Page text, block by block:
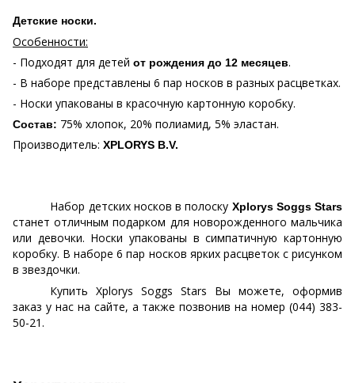
Детские носки.
Особенности:
- Подходят для детей от рождения до 12 месяцев.
- В наборе представлены 6 пар носков в разных расцветках.
- Носки упакованы в красочную картонную коробку.
Состав: 75% хлопок, 20% полиамид, 5% эластан.
Производитель: XPLORYS B.V.
Набор детских носков в полоску Xplorys Soggs Stars
станет отличным подарком для новорожденного мальчика
или девочки. Носки упакованы в симпатичную картонную
коробку. В наборе 6 пар носков ярких расцветок с рисунком
в звездочки.
Купить Xplorys Soggs Stars Вы можете, оформив
заказ у нас на сайте, а также позвонив на номер (044) 383-
50-21.